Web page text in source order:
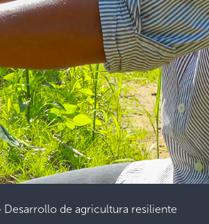
Desarrollo de agricultura resiliente